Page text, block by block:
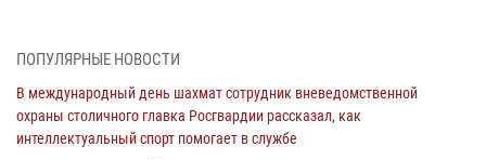
В Москве росгвардейцы задержали подозреваемого в нападении
на охранника торгового центра (видео)
ПОПУЛЯРНЫЕ НОВОСТИ
В международный день шахмат сотрудник вневедомственной
охраны столичного главка Росгвардии рассказал, как
интеллектуальный спорт помогает в службе